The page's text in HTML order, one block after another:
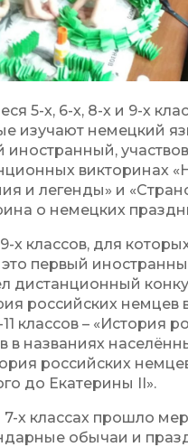
5-х, 6-х, 8-х и 9-х
изучают немецкий
иностранный,
викторинах
и легенды» и
о немецких
х классов, для
это первый
дистанционный
российских немцев
классов – «История
в названиях
российских
до Екатерины II».
7-х классах прошло
обычаи и